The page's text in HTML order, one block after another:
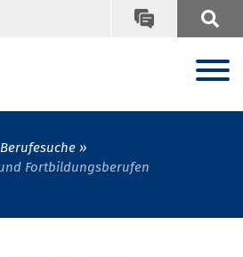
Berufesuche
Fortbildungsberufen